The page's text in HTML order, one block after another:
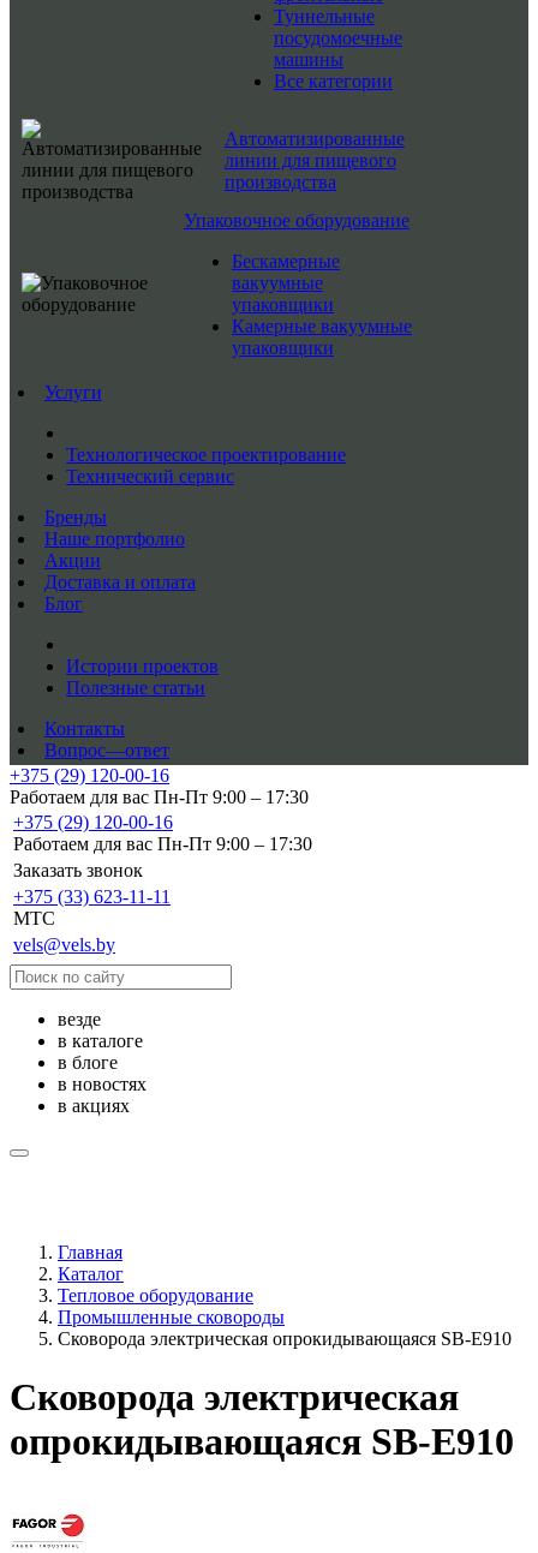
Туннельные
посудомоечные
машины
Все категории
Автоматизированные
линии для пищевого
производства
Упаковочное оборудование
Бескамерные
вакуумные
упаковщики
Камерные вакуумные
упаковщики
Услуги
Технологическое проектирование
Технический сервис
Бренды
Наше портфолио
Акции
Доставка и оплата
Блог
Истории проектов
Полезные статьи
Контакты
Вопрос—ответ
+375 (29) 120-00-16
Работаем для вас Пн-Пт 9:00 – 17:30
+375 (29) 120-00-16
Работаем для вас Пн-Пт 9:00 – 17:30
Заказать звонок
+375 (33) 623-11-11
MTC
vels@vels.by
везде
в каталоге
в блоге
в новостях
в акциях
Главная
Каталог
Тепловое оборудование
Промышленные сковороды
Сковорода электрическая опрокидывающаяся SB-E910
Сковорода электрическая
опрокидывающаяся SB-E910